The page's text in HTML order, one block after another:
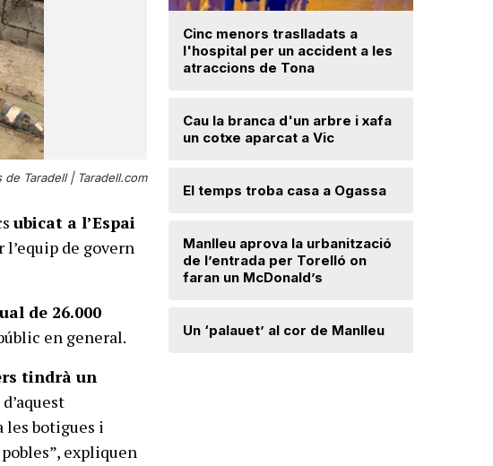
de Taradell | Taradell.com
ubicat a l’Espai
l’equip de govern
de 26.000
en general.
tindrà un
les botigues i
expliquen
Cinc menors traslladats a
l'hospital per un accident a les
atraccions de Tona
Cau la branca d'un arbre i xafa
un cotxe aparcat a Vic
El temps troba casa a Ogassa
Manlleu aprova la urbanització
de l’entrada per Torelló on
faran un McDonald’s
Un ‘palauet’ al cor de Manlleu